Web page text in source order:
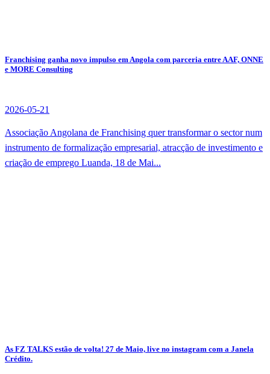
Franchising ganha novo impulso em Angola com parceria entre AAF, ONNE
e MORE Consulting
2026-05-21
Associação Angolana de Franchising quer transformar o sector num
instrumento de formalização empresarial, atracção de investimento e
criação de emprego Luanda, 18 de Mai...
As FZ TALKS estão de volta! 27 de Maio, live no instagram com a Janela
Crédito.